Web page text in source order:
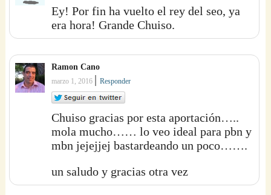
Ey! Por fin ha vuelto el rey del seo, ya
era hora! Grande Chuiso.
Ramon Cano
marzo 1, 2016 |Responder
Chuiso gracias por esta aportación…..
mola mucho…… lo veo ideal para pbn y
mbn jejejjej bastardeando un poco…….
un saludo y gracias otra vez